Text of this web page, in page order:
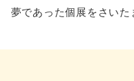
夢であった個展をさいた